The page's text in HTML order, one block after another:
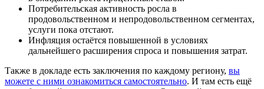
Потребительская активность росла в
продовольственном и непродовольственном сегментах,
услуги пока отстают.
Инфляция остаётся повышенной в условиях
дальнейшего расширения спроса и повышения затрат.
Также в докладе есть заключения по каждому региону, вы
можете с ними ознакомиться самостоятельно. И там есть ещё